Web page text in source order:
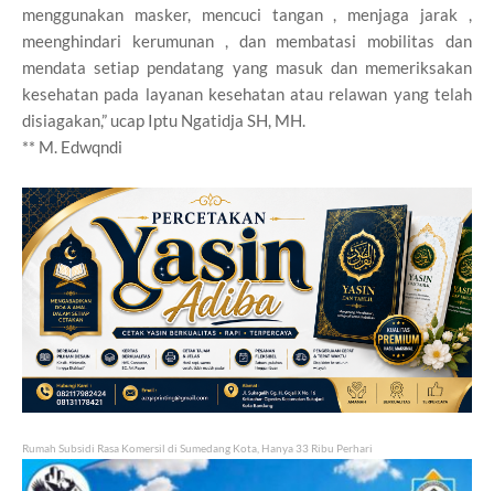
menggunakan masker, mencuci tangan , menjaga jarak ,
meenghindari kerumunan , dan membatasi mobilitas dan
mendata setiap pendatang yang masuk dan memeriksakan
kesehatan pada layanan kesehatan atau relawan yang telah
disiagakan,” ucap Iptu Ngatidja SH, MH.
** M. Edwqndi
Rumah Subsidi Rasa Komersil di Sumedang Kota, Hanya 33 Ribu Perhari